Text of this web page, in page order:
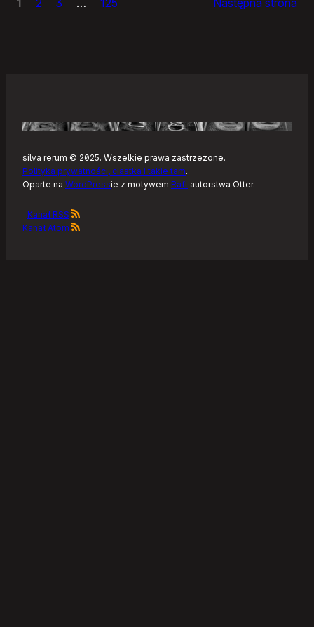
–
Linuksa
silva rerum © 2025. Wszelkie prawa zastrzeżone.
Polityka prywatności, ciastka i takie tam.
Oparte na WordPressie z motywem Raft autorstwa Otter.
Kanał RSS
Kanał Atom